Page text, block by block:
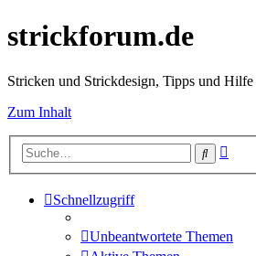
strickforum.de
Stricken und Strickdesign, Tipps und
Zum Inhalt
Suche
Schnellzugriff
Unbeantwortete Themen